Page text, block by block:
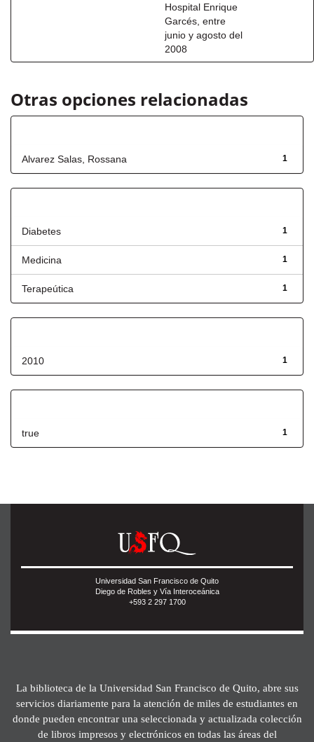
Hospital Enrique
Garcés, entre
junio y agosto del
2008
Otras opciones relacionadas
1
Alvarez Salas, Rossana
1
Diabetes
1
Medicina
1
Terapeútica
1
2010
1
true
Universidad San Francisco de Quito
Diego de Robles y Vía Interoceánica
+593 2 297 1700
La biblioteca de la Universidad San Francisco de Quito, abre sus
servicios diariamente para la atención de miles de estudiantes en
donde pueden encontrar una seleccionada y actualizada colección
de libros impresos y electrónicos en todas las áreas del